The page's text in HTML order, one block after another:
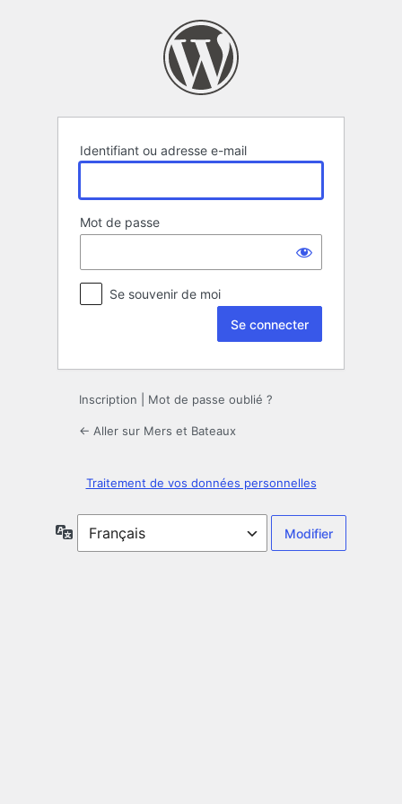
Identifiant ou adresse e-mail
Mot de passe
Se souvenir de moi
Inscription Mot de passe oublié ?
← Aller sur Mers et Bateaux
Traitement de vos données personnelles
Langue